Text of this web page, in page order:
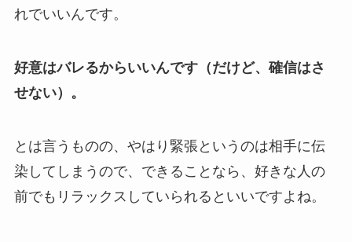
れでいいんです。
好意はバレるからいいんです（だけど、確信はさ
せない）。
とは言うものの、やはり緊張というのは相手に伝
染してしまうので、できることなら、好きな人の
前でもリラックスしていられるといいですよね。